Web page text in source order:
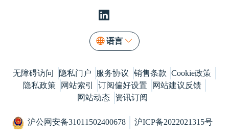
语言
无障碍访问 隐私门户 服务协议 销售条款
Cookie政策
隐私政策
网站索引 订阅偏好设置
网站建议反馈
网站动态
资讯订阅
沪公网安备31011502400678 沪ICP备2022021315号